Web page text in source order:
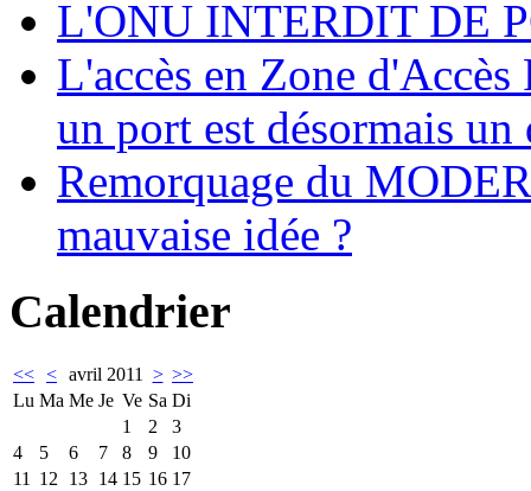
L'ONU INTERDIT DE
L'accès en Zone
un port est désormais un
Remorquage du
mauvaise idée ?
Calendrier
<< < avril 2011 > >>
Lu Ma Me Je Ve Sa Di
1
2
3
4
5 6 7 8 9
10
11
12 13 14 15 16 17